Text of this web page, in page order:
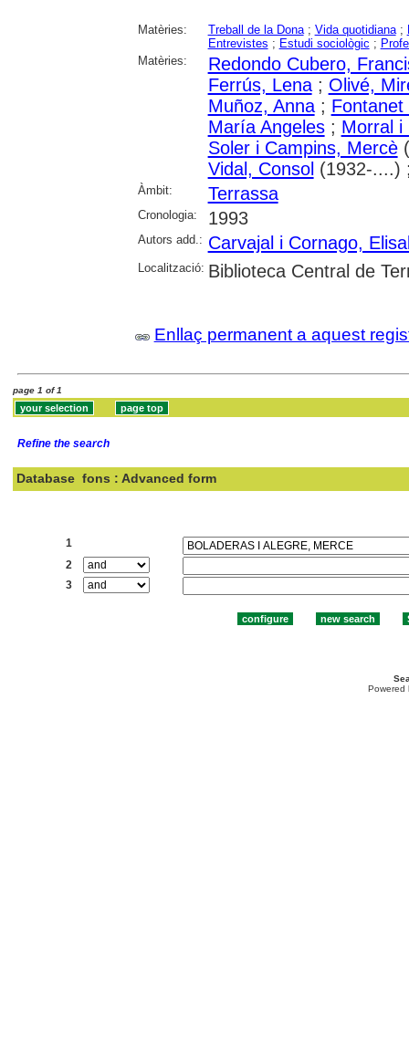
Matèries: Treball de la Dona; Vida quotidiana;
Entrevistes ; Estudi sociològic ;
Matèries:
Redondo Cubero,
Ferrús, Lena; Olivé,
Muñoz, Anna; Fontanet
María Angeles; Morral i
Soler i Campins, Mercè
Vidal, Consol (1932-
Àmbit: Terrassa
Cronologia: 1993
Autors add.: Carvajal i Cornago,
Localització: Biblioteca Central de
Enllaç permanent a aquest
page 1 of 1
Refine the search
Database fons : Advanced form
1
2
3
Powered